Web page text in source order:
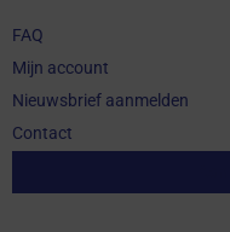
FAQ
Mijn account
Nieuwsbrief aanmelden
Contact